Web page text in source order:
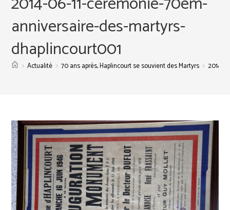
anniversaire-des-martyrs-
dhaplincourt001
> Actualité > 70 ans après, Haplincourt se souvient des Martyrs > 2014-